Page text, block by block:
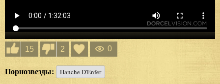
15 2 0
Порнозвезды: Hanche D'Enfer